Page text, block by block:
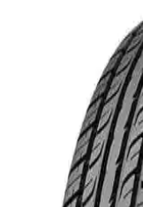
Hankook 205/55 R16
için tasarlanmış
lastiğidir. Güçlü yol
konforlu sürüş sağlar.
Laufenn 175/65
Mevsim
Laufenn 175/65 R14
güvenli yol tutuşu ve
mevsim otomobil